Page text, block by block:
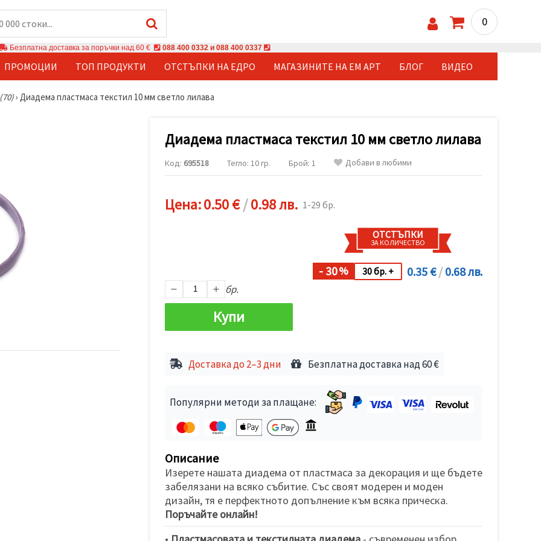
0
Безплатна доставка за поръчки над 60 € 088 400 0332 и 088 400 0337
ПРОМОЦИИ ТОП ПРОДУКТИ ОТСТЪПКИ НА ЕДРО МАГАЗИНИТЕ НА ЕМ АРТ БЛОГ ВИДЕО
(70)› Диадема пластмаса текстил 10 мм светло лилава
Диадема пластмаса текстил 10 мм светло лилава
Код: 695518 Тегло: 10 гр. Брой: 1 Добави в любими
Цена:0.50 €/0.98 лв. 1-29 бр.
ОТСТЪПКИ
ЗА КОЛИЧЕСТВО
- 30% 30 бр. + 0.35 €/0.68 лв.
бр.
Купи
Доставка до 2–3 дни Безплатна доставка над 60 €
Популярни методи за плащане:
Описание
Изерете нашата диадема от пластмаса за декорация и ще бъдете
забелязани на всяко събитие. Със своят модерен и моден
дизайн, тя е перфектното допълнение към всяка прическа.
Поръчайте онлайн!